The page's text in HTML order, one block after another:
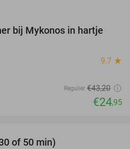
42%
bij Mykonos in hartje
9.7 star
Regulier €43,20
€24,95
of 50 min)